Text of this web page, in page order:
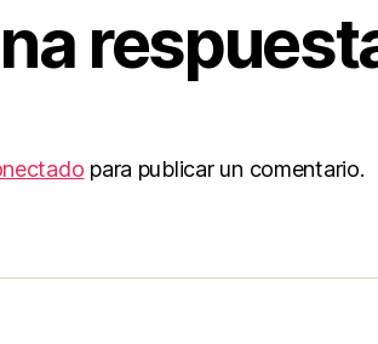
para publicar un comentario.